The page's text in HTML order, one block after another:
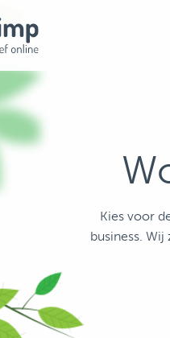
Kies voor
business.